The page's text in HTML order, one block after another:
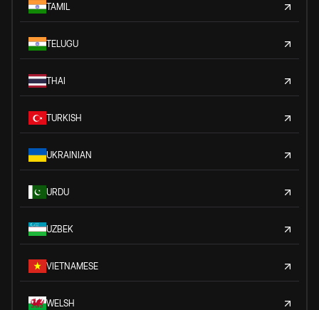
TAMIL
TELUGU
THAI
TURKISH
UKRAINIAN
URDU
UZBEK
VIETNAMESE
WELSH